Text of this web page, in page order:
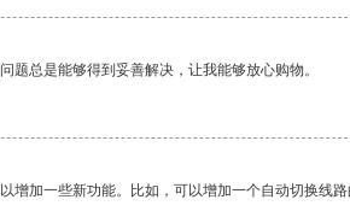
题总是能够得到妥善解决，让我能够放心购物。
增加一些新功能。比如，可以增加一个自动切换线